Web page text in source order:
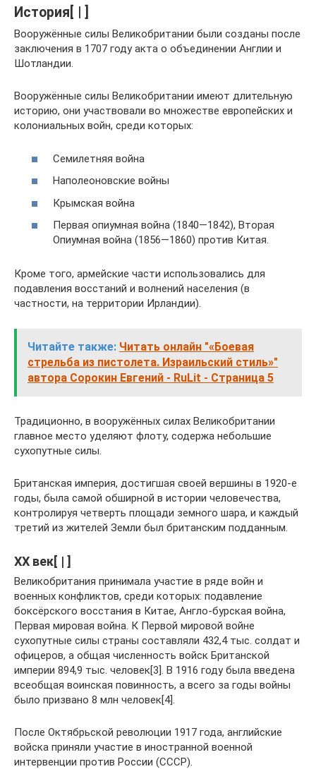
История[ | ]
Вооружённые силы Великобритании были созданы после
заключения в 1707 году акта о объединении Англии и
Шотландии.
Вооружённые силы Великобритании имеют длительную
историю, они участвовали во множестве европейских и
колониальных войн, среди которых:
Семилетняя война
Наполеоновские войны
Крымская война
Первая опиумная война (1840—1842), Вторая
Опиумная война (1856—1860) против Китая.
Кроме того, армейские части использовались для
подавления восстаний и волнений населения (в
частности, на территории Ирландии).
Читайте также: Читать онлайн "«Боевая
стрельба из пистолета. Израильский стиль»"
автора Сорокин Евгений - RuLit - Страница 5
Традиционно, в вооружённых силах Великобритании
главное место уделяют флоту, содержа небольшие
сухопутные силы.
Британская империя, достигшая своей вершины в 1920-е
годы, была самой обширной в истории человечества,
контролируя четверть площади земного шара, и каждый
третий из жителей Земли был британским подданным.
XX век[ | ]
Великобритания принимала участие в ряде войн и
военных конфликтов, среди которых: подавление
боксёрского восстания в Китае, Англо-бурская война,
Первая мировая война. К Первой мировой войне
сухопутные силы страны составляли 432,4 тыс. солдат и
офицеров, а общая численность войск Британской
империи 894,9 тыс. человек[3]. В 1916 году была введена
всеобщая воинская повинность, а всего за годы войны
было призвано 8 млн человек[4].
После Октябрьской революции 1917 года, английские
войска приняли участие в иностранной военной
интервенции против России (СССР).